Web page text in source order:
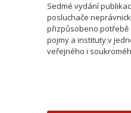
Sedmé vydání
posluchače
přizpůsobeno
pojmy a instituty v
veřejného i